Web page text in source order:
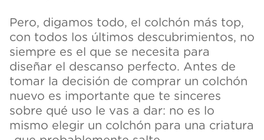
Pero, digamos todo, el colchón más top,
con todos los últimos descubrimientos, no
siempre es el que se necesita para
diseñar el descanso perfecto. Antes de
tomar la decisión de comprar un colchón
nuevo es importante que te sinceres
sobre qué uso le vas a dar: no es lo
mismo elegir un colchón para una criatura